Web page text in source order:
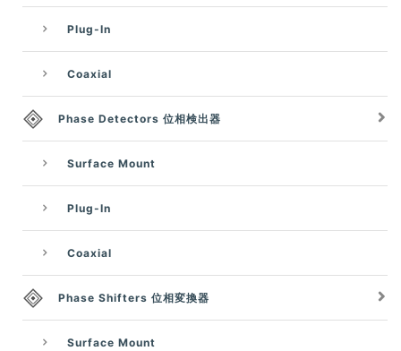
Plug-In
Coaxial
Phase Detectors 位相検出器
Surface Mount
Plug-In
Coaxial
Phase Shifters 位相変換器
Surface Mount